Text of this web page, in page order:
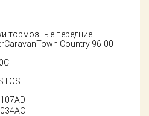
тормозные передние
Country 96-00